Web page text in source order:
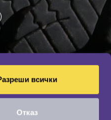
всички
Отказ
(470)